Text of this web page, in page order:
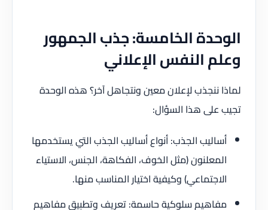
الوحدة الخامسة: جذب الجمهور
وعلم النفس الإعلاني
لماذا ننجذب لإعلان معين ونتجاهل آخر؟ هذه الوحدة
تجيب على هذا السؤال:
أساليب الجذب: أنواع أساليب الجذب التي يستخدمها
المعلنون (مثل الخوف، الفكاهة، الجنس، الاستياء
الاجتماعي) وكيفية اختيار المناسب منها.
مفاهيم سلوكية حاسمة: تعريف وتطبيق مفاهيم